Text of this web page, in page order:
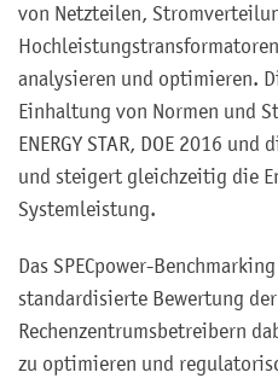
von Netzteilen,
analysieren und optimieren.
Einhaltung von Normen und
ENERGY STAR, DOE 2016
und steigert gleichzeitig die
Systemleistung.
Das SPECpower-
standardisierte Bewertung
Rechenzentrumsbetreibern
zu optimieren und